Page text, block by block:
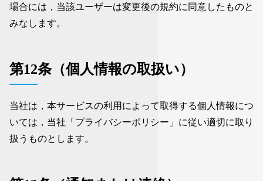
場合には，当該ユーザーは変更後の規約に同意したものと
みなします。
第12条（個人情報の取扱い）
当社は，本サービスの利用によって取得する個人情報につ
いては，当社「プライバシーポリシー」に従い適切に取り
扱うものとします。